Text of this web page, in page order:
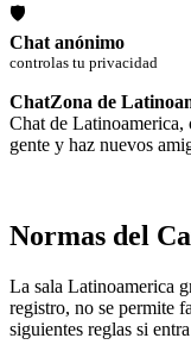
🛡
Chat anónimo
controlas tu privacidad
ChatZona de
Chat de Latinoamerica,
gente y haz nuevos
Normas del
La sala Latinoamerica
registro, no se permite
siguientes reglas si